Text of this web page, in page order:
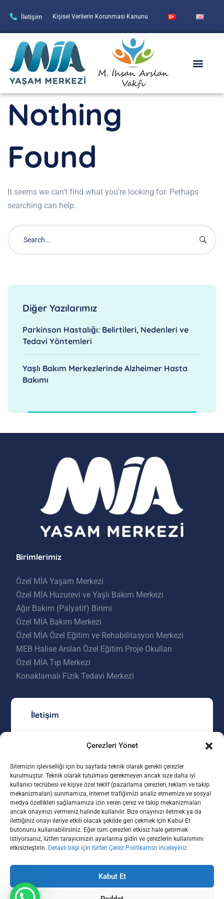
Çerezleri Yönet
Sitemizin işlevselliği için bu sayfada teknik olarak gerekli çerezler
kurulmuştur. Teknik olarak tutulması gerekmeyen ancak size daha iyi
kullanıcı tecrübesi ve kişiye özel teklif (pazarlama çerezleri, reklam ve takip
mekanizmaları) sunmamıza, internet trafiğimizi analiz etmemize ve sosyal
medya özellikleri sağlamamıza izin veren çerez ve takip mekanizmaları
ancak onayınızı vermeniz halinde kullanılır. Bize onayınızı iletmek ya da
ilettiğiniz onayı ileriye etkili olacak şekilde geri çekmek için Kabul Et
butonunu kullanabilirsiniz. Eğer tüm çerezleri etkisiz hale getirmek
istiyorsanız, lütfen tarayıcınızın ayarlarına gidin ve çerezlerin kullanımını
etkisizleştirin. Detaylı bilgi için lütfen Çerez Politikamızı inceleyiniz
Kabut Et
İletişim Kişisel Verilerin Korunması Kanunu
Nothing
Found
It seems we can’t find what you’re looking for. Perhaps
searching can help.
Diğer Yazılarımız
Parkinson Hastalığı: Belirtileri, Nedenleri ve
Tedavi Yöntemleri
Yaşlı Bakım Merkezlerinde Alzheimer Hasta
Bakımı
Birimlerimiz
Özel MİA Yaşam Merkezi
Özel MİA Huzurevi ve Yaşlı Bakım Merkezi
Ağır Bakım (Palyatif) Birimi
Özel MİA Bakım Merkezi
Özel MİA Özel Eğitim ve Rehabilitasyon Merkezi
MEB Halise Arslan Özel Eğitim Proje Okulları
Özel MİA Tıp Merkezi
Konaklamalı Fizik Tedavi Merkezi
İletişim
mia@miayasammerkezi.com
0312 557 23 00
Kızılcaşar Mahallesi 4528 Sokak No:5
İncek Gölbaşı / ANKARA
Konumu Gör
Son Güncelleme Tarihi : 18 Mart 2025